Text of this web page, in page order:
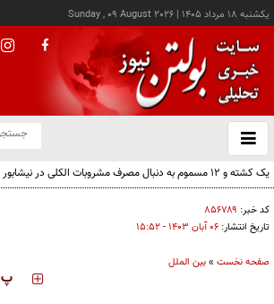
يکشنبه ۱۸ مرداد ۱۴۰۵ |
Sunday , 09 August 2026
باز
و
یک کشته و ۱۲ مسموم به دنبال مصرف مشروبات الکلی در نیشابور
کد خبر: ۸۵۶۷۸۹
تاریخ انتشار: ۰۶ آبان ۱۴۰۳ - ۱۵:۵۲
صفحه نخست »بین الملل
‍‍‍ پ